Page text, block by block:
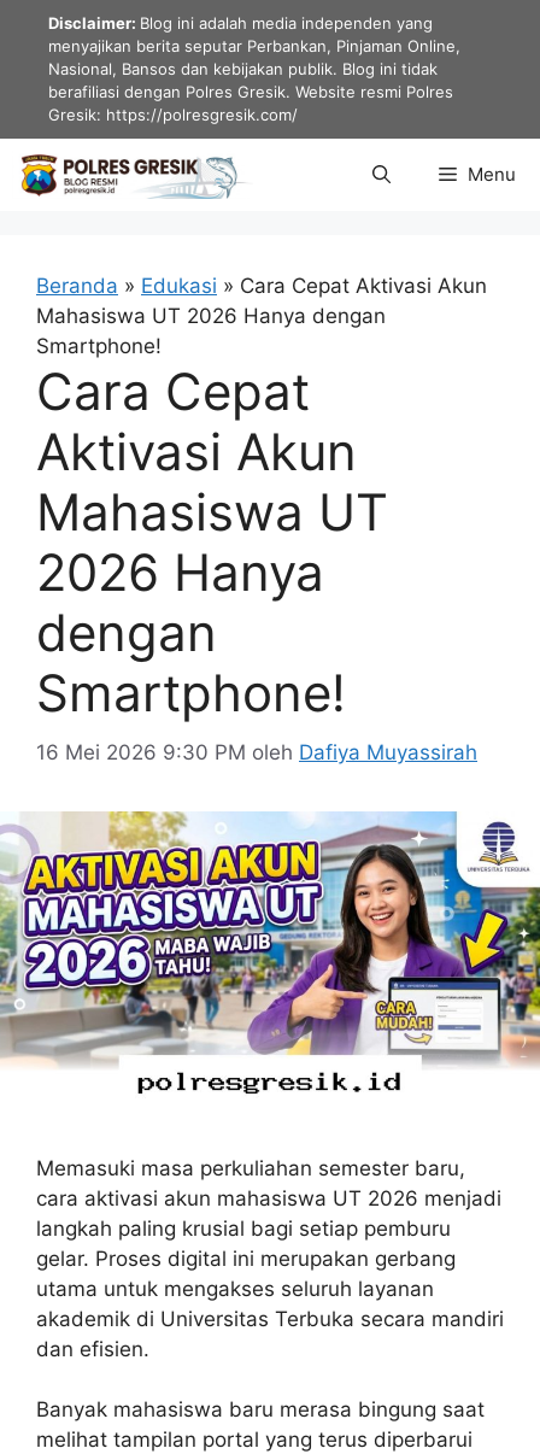
LangsungDisclaimer: Blog ini adalah media independen yang
menyajikan berita seputar Perbankan, Pinjaman Online,
Nasional, Bansos dan kebijakan publik. Blog ini tidak
berafiliasi dengan Polres Gresik. Website resmi Polres
Gresik: https://polresgresik.com/
Menu
Beranda » Edukasi » Cara Cepat Aktivasi Akun
Mahasiswa UT 2026 Hanya dengan
Smartphone!
Cara Cepat
Aktivasi Akun
Mahasiswa UT
2026 Hanya
dengan
Smartphone!
16 Mei 2026 9:30 PM oleh Dafiya Muyassirah
Memasuki masa perkuliahan semester baru,
cara aktivasi akun mahasiswa UT 2026 menjadi
langkah paling krusial bagi setiap pemburu
gelar. Proses digital ini merupakan gerbang
utama untuk mengakses seluruh layanan
akademik di Universitas Terbuka secara mandiri
dan efisien.
Banyak mahasiswa baru merasa bingung saat
melihat tampilan portal yang terus diperbarui